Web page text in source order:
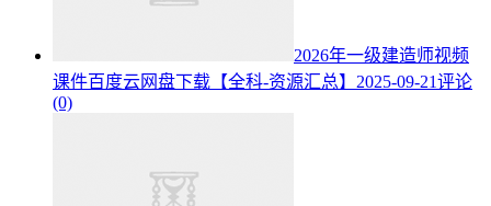
2026年一级建造师视频
课件百度云网盘下载【全科-资源汇总】 2025-09-21评论
(0)